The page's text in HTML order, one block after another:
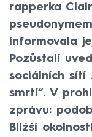
rapperka
informovala
Pozůstalí
sociálních sítí
smrtí“. V
zprávu:
Bližší